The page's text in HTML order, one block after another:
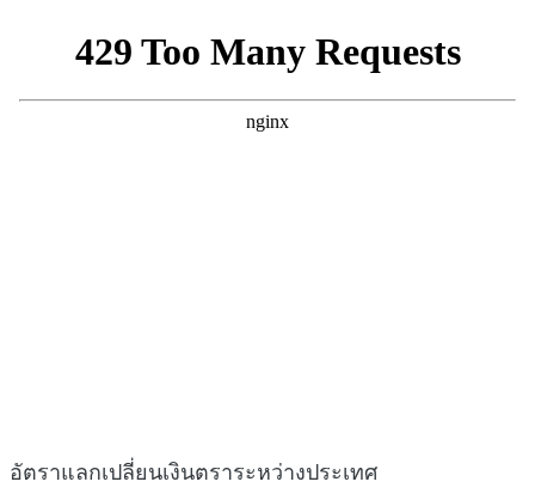
อัตราแลกเปลี่ยนเงินตราระหว่างประเทศ